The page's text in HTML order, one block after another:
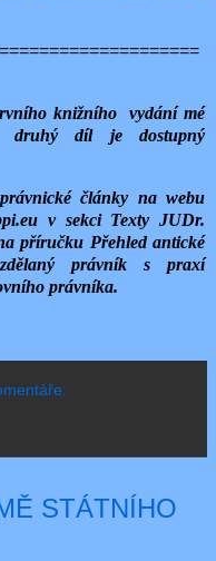
knižního vydání mé
druhý díl je dostupný
články na webu
v sekci Texty JUDr.
příručku Přehled antické
právník s praxí
právníka.
STÁTNÍHO